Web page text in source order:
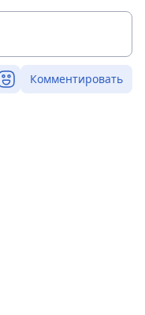
Комментировать